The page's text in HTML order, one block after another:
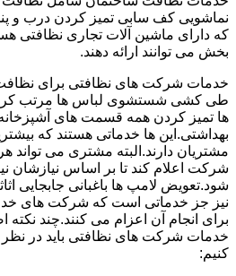
نماشویی کف سابی تمیز کردن درب و
که دارای ماشین آلات تجاری نظافتی
بخش می توانند ارائه دهند.
خدمات شرکت های نظافتی برای
طی کشی شستشوی لباس ها مرتب
ها تمیز کردن همه قسمت های
بهداشتی.این ها خدماتی هستند که
مشتریان دارند.البته مشتری می تواند
شرکت اعلام کند تا بر اساس
شود.تعویض لامپ ها باغبانی جابجایی
نیز جز خدماتی است که شرکت های
برای انجام آن اعزام می کنند.چند نکته
خدمات شرکت های نظافتی باید در نظر
کنیم: